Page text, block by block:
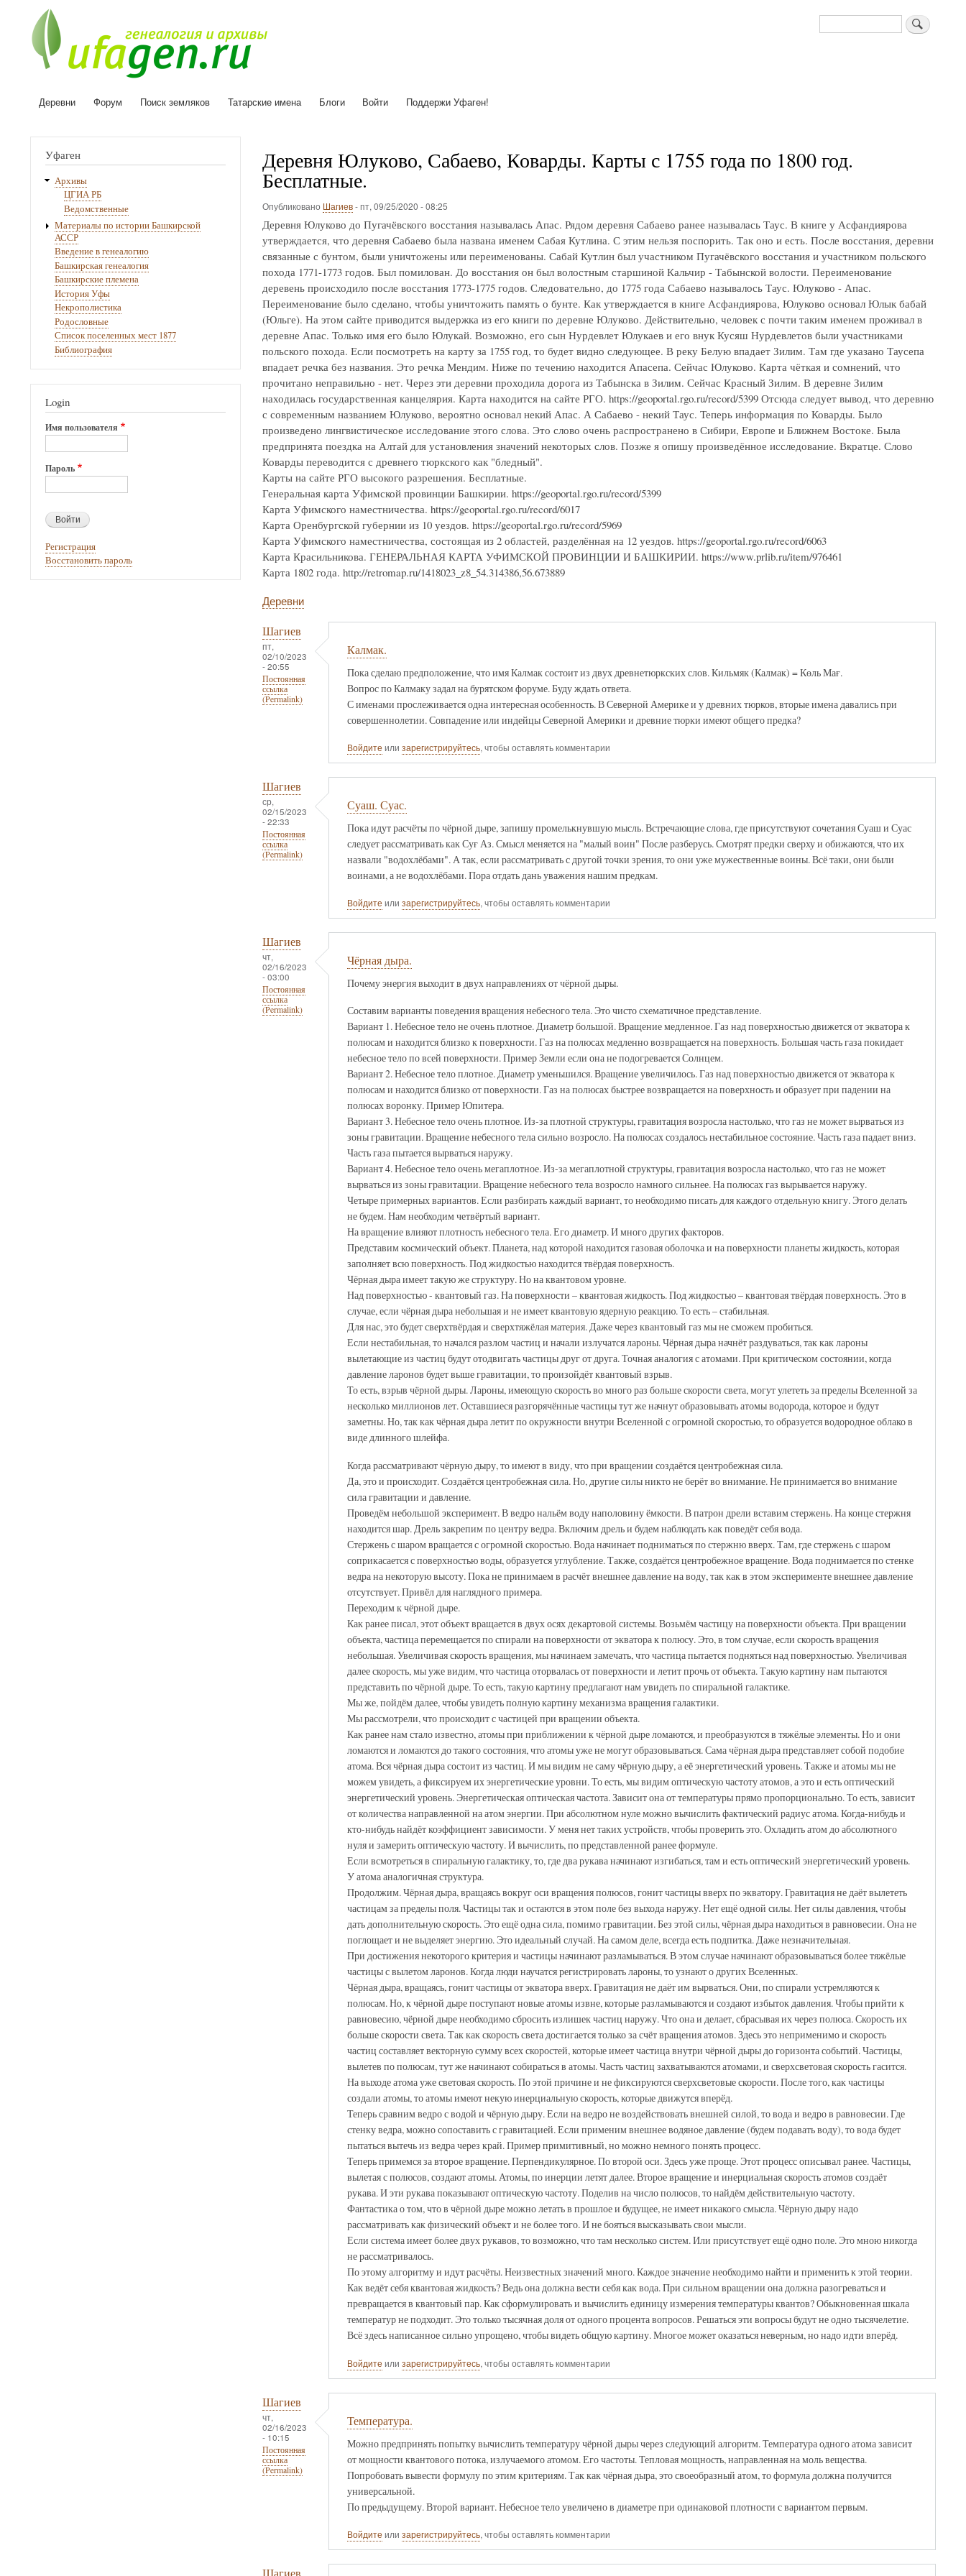
Поиск
Основная
Деревни Форум Поиск земляков Татарские имена Блоги Войти Поддержи Уфаген!
Деревня Юлуково, Сабаево, Коварды. Карты с 1755 года по 1800 год.
Бесплатные.
Опубликовано Шагиев-пт, 09/25/2020 - 08:25
Деревня Юлуково до Пугачёвского восстания называлась Апас. Рядом деревня Сабаево ранее называлась Таус. В книге у Асфандиярова
утверждается, что деревня Сабаево была названа именем Сабая Кутлина. С этим нельзя поспорить. Так оно и есть. После восстания, деревни
связанные с бунтом, были уничтожены или переименованы. Сабай Кутлин был участником Пугачёвского восстания и участником польского
похода 1771-1773 годов. Был помилован. До восстания он был волостным старшиной Кальчир - Табынской волости. Переименование
деревень происходило после восстания 1773-1775 годов. Следовательно, до 1775 года Сабаево называлось Таус. Юлуково - Апас.
Переименование было сделано, чтобы уничтожить память о бунте. Как утверждается в книге Асфандиярова, Юлуково основал Юлык бабай
(Юльге). На этом сайте приводится выдержка из его книги по деревне Юлуково. Действительно, человек с почти таким именем проживал в
деревне Апас. Только имя его было Юлукай. Возможно, его сын Нурдевлет Юлукаев и его внук Кусяш Нурдевлетов были участниками
польского похода. Если посмотреть на карту за 1755 год, то будет видно следующее. В реку Белую впадает Зилим. Там где указано Таусепа
впадает речка без названия. Это речка Мендим. Ниже по течению находится Апасепа. Сейчас Юлуково. Карта чёткая и сомнений, что
прочитано неправильно - нет. Через эти деревни проходила дорога из Табынска в Зилим. Сейчас Красный Зилим. В деревне Зилим
находилась государственная канцелярия. Карта находится на сайте РГО. https://geoportal.rgo.ru/record/5399 Отсюда следует вывод, что деревню
с современным названием Юлуково, вероятно основал некий Апас. А Сабаево - некий Таус. Теперь информация по Коварды. Было
произведено лингвистическое исследование этого слова. Это слово очень распространено в Сибири, Европе и Ближнем Востоке. Была
предпринята поездка на Алтай для установления значений некоторых слов. Позже я опишу произведённое исследование. Вкратце. Слово
Коварды переводится с древнего тюркского как "бледный".
Карты на сайте РГО высокого разрешения. Бесплатные.
Генеральная карта Уфимской провинции Башкирии. https://geoportal.rgo.ru/record/5399
Карта Уфимского наместничества. https://geoportal.rgo.ru/record/6017
Карта Оренбургской губернии из 10 уездов. https://geoportal.rgo.ru/record/5969
Карта Уфимского наместничества, состоящая из 2 областей, разделённая на 12 уездов. https://geoportal.rgo.ru/record/6063
Карта Красильникова. ГЕНЕРАЛЬНАЯ КАРТА УФИМСКОЙ ПРОВИНЦИИ И БАШКИРИИ. https://www.prlib.ru/item/976461
Карта 1802 года. http://retromap.ru/1418023_z8_54.314386,56.673889
Деревни
Шагиев
пт,
02/10/2023
- 20:55
Постоянная
ссылка
(Permalink)
Калмак.
Пока сделаю предположение, что имя Калмак состоит из двух древнетюркских слов. Кильмяк (Калмак) = Көль Мағ.
Вопрос по Калмаку задал на бурятском форуме. Буду ждать ответа.
С именами прослеживается одна интересная особенность. В Северной Америке и у древних тюрков, вторые имена давались при
совершеннолетии. Совпадение или индейцы Северной Америки и древние тюрки имеют общего предка?
Войдите или зарегистрируйтесь, чтобы оставлять комментарии
Шагиев
ср,
02/15/2023
- 22:33
Постоянная
ссылка
(Permalink)
Суаш. Суас.
Пока идут расчёты по чёрной дыре, запишу промелькнувшую мысль. Встречающие слова, где присутствуют сочетания Суаш и Суас
следует рассматривать как Суғ Аз. Смысл меняется на "малый воин" После разберусь. Смотрят предки сверху и обижаются, что их
назвали "водохлёбами". А так, если рассматривать с другой точки зрения, то они уже мужественные воины. Всё таки, они были
воинами, а не водохлёбами. Пора отдать дань уважения нашим предкам.
Войдите или зарегистрируйтесь, чтобы оставлять комментарии
Шагиев
чт,
02/16/2023
- 03:00
Постоянная
ссылка
(Permalink)
Чёрная дыра.
Почему энергия выходит в двух направлениях от чёрной дыры.
Составим варианты поведения вращения небесного тела. Это чисто схематичное представление.
Вариант 1. Небесное тело не очень плотное. Диаметр большой. Вращение медленное. Газ над поверхностью движется от экватора к
полюсам и находится близко к поверхности. Газ на полюсах медленно возвращается на поверхность. Большая часть газа покидает
небесное тело по всей поверхности. Пример Земли если она не подогревается Солнцем.
Вариант 2. Небесное тело плотное. Диаметр уменьшился. Вращение увеличилось. Газ над поверхностью движется от экватора к
полюсам и находится близко от поверхности. Газ на полюсах быстрее возвращается на поверхность и образует при падении на
полюсах воронку. Пример Юпитера.
Вариант 3. Небесное тело очень плотное. Из-за плотной структуры, гравитация возросла настолько, что газ не может вырваться из
зоны гравитации. Вращение небесного тела сильно возросло. На полюсах создалось нестабильное состояние. Часть газа падает вниз.
Часть газа пытается вырваться наружу.
Вариант 4. Небесное тело очень мегаплотное. Из-за мегаплотной структуры, гравитация возросла настолько, что газ не может
вырваться из зоны гравитации. Вращение небесного тела возросло намного сильнее. На полюсах газ вырывается наружу.
Четыре примерных вариантов. Если разбирать каждый вариант, то необходимо писать для каждого отдельную книгу. Этого делать
не будем. Нам необходим четвёртый вариант.
На вращение влияют плотность небесного тела. Его диаметр. И много других факторов.
Представим космический объект. Планета, над которой находится газовая оболочка и на поверхности планеты жидкость, которая
заполняет всю поверхность. Под жидкостью находится твёрдая поверхность.
Чёрная дыра имеет такую же структуру. Но на квантовом уровне.
Над поверхностью - квантовый газ. На поверхности – квантовая жидкость. Под жидкостью – квантовая твёрдая поверхность. Это в
случае, если чёрная дыра небольшая и не имеет квантовую ядерную реакцию. То есть – стабильная.
Для нас, это будет сверхтвёрдая и сверхтяжёлая материя. Даже через квантовый газ мы не сможем пробиться.
Если нестабильная, то начался разлом частиц и начали излучатся лароны. Чёрная дыра начнёт раздуваться, так как лароны
вылетающие из частиц будут отодвигать частицы друг от друга. Точная аналогия с атомами. При критическом состоянии, когда
давление ларонов будет выше гравитации, то произойдёт квантовый взрыв.
То есть, взрыв чёрной дыры. Лароны, имеющую скорость во много раз больше скорости света, могут улететь за пределы Вселенной за
несколько миллионов лет. Оставшиеся разгорячённые частицы тут же начнут образовывать атомы водорода, которое и будут
заметны. Но, так как чёрная дыра летит по окружности внутри Вселенной с огромной скоростью, то образуется водородное облако в
виде длинного шлейфа.
Когда рассматривают чёрную дыру, то имеют в виду, что при вращении создаётся центробежная сила.
Да, это и происходит. Создаётся центробежная сила. Но, другие силы никто не берёт во внимание. Не принимается во внимание
сила гравитации и давление.
Проведём небольшой эксперимент. В ведро нальём воду наполовину ёмкости. В патрон дрели вставим стержень. На конце стержня
находится шар. Дрель закрепим по центру ведра. Включим дрель и будем наблюдать как поведёт себя вода.
Стержень с шаром вращается с огромной скоростью. Вода начинает подниматься по стержню вверх. Там, где стержень с шаром
соприкасается с поверхностью воды, образуется углубление. Также, создаётся центробежное вращение. Вода поднимается по стенке
ведра на некоторую высоту. Пока не принимаем в расчёт внешнее давление на воду, так как в этом эксперименте внешнее давление
отсутствует. Привёл для наглядного примера.
Переходим к чёрной дыре.
Как ранее писал, этот объект вращается в двух осях декартовой системы. Возьмём частицу на поверхности объекта. При вращении
объекта, частица перемещается по спирали на поверхности от экватора к полюсу. Это, в том случае, если скорость вращения
небольшая. Увеличивая скорость вращения, мы начинаем замечать, что частица пытается подняться над поверхностью. Увеличивая
далее скорость, мы уже видим, что частица оторвалась от поверхности и летит прочь от объекта. Такую картину нам пытаются
представить по чёрной дыре. То есть, такую картину предлагают нам увидеть по спиральной галактике.
Мы же, пойдём далее, чтобы увидеть полную картину механизма вращения галактики.
Мы рассмотрели, что происходит с частицей при вращении объекта.
Как ранее нам стало известно, атомы при приближении к чёрной дыре ломаются, и преобразуются в тяжёлые элементы. Но и они
ломаются и ломаются до такого состояния, что атомы уже не могут образовываться. Сама чёрная дыра представляет собой подобие
атома. Вся чёрная дыра состоит из частиц. И мы видим не саму чёрную дыру, а её энергетический уровень. Также и атомы мы не
можем увидеть, а фиксируем их энергетические уровни. То есть, мы видим оптическую частоту атомов, а это и есть оптический
энергетический уровень. Энергетическая оптическая частота. Зависит она от температуры прямо пропорционально. То есть, зависит
от количества направленной на атом энергии. При абсолютном нуле можно вычислить фактический радиус атома. Когда-нибудь и
кто-нибудь найдёт коэффициент зависимости. У меня нет таких устройств, чтобы проверить это. Охладить атом до абсолютного
нуля и замерить оптическую частоту. И вычислить, по представленной ранее формуле.
Если всмотреться в спиральную галактику, то, где два рукава начинают изгибаться, там и есть оптический энергетический уровень.
У атома аналогичная структура.
Продолжим. Чёрная дыра, вращаясь вокруг оси вращения полюсов, гонит частицы вверх по экватору. Гравитация не даёт вылететь
частицам за пределы поля. Частицы так и остаются в этом поле без выхода наружу. Нет ещё одной силы. Нет силы давления, чтобы
дать дополнительную скорость. Это ещё одна сила, помимо гравитации. Без этой силы, чёрная дыра находиться в равновесии. Она не
поглощает и не выделяет энергию. Это идеальный случай. На самом деле, всегда есть подпитка. Даже незначительная.
При достижения некоторого критерия и частицы начинают разламываться. В этом случае начинают образовываться более тяжёлые
частицы с вылетом ларонов. Когда люди научатся регистрировать лароны, то узнают о других Вселенных.
Чёрная дыра, вращаясь, гонит частицы от экватора вверх. Гравитация не даёт им вырваться. Они, по спирали устремляются к
полюсам. Но, к чёрной дыре поступают новые атомы извне, которые разламываются и создают избыток давления. Чтобы прийти к
равновесию, чёрной дыре необходимо сбросить излишек частиц наружу. Что она и делает, сбрасывая их через полюса. Скорость их
больше скорости света. Так как скорость света достигается только за счёт вращения атомов. Здесь это неприменимо и скорость
частиц составляет векторную сумму всех скоростей, которые имеет частица внутри чёрной дыры до горизонта событий. Частицы,
вылетев по полюсам, тут же начинают собираться в атомы. Часть частиц захватываются атомами, и сверхсветовая скорость гасится.
На выходе атома уже световая скорость. По этой причине и не фиксируются сверхсветовые скорости. После того, как частицы
создали атомы, то атомы имеют некую инерциальную скорость, которые движутся вперёд.
Теперь сравним ведро с водой и чёрную дыру. Если на ведро не воздействовать внешней силой, то вода и ведро в равновесии. Где
стенку ведра, можно сопоставить с гравитацией. Если применим внешнее водяное давление (будем подавать воду), то вода будет
пытаться вытечь из ведра через край. Пример примитивный, но можно немного понять процесс.
Теперь примемся за второе вращение. Перпендикулярное. По второй оси. Здесь уже проще. Этот процесс описывал ранее. Частицы,
вылетая с полюсов, создают атомы. Атомы, по инерции летят далее. Второе вращение и инерциальная скорость атомов создаёт
рукава. И эти рукава показывают оптическую частоту. Поделив на число полюсов, то найдём действительную частоту.
Фантастика о том, что в чёрной дыре можно летать в прошлое и будущее, не имеет никакого смысла. Чёрную дыру надо
рассматривать как физический объект и не более того. И не бояться высказывать свои мысли.
Если система имеет более двух рукавов, то возможно, что там несколько систем. Или присутствует ещё одно поле. Это мною никогда
не рассматривалось.
По этому алгоритму и идут расчёты. Неизвестных значений много. Каждое значение необходимо найти и применить к этой теории.
Как ведёт себя квантовая жидкость? Ведь она должна вести себя как вода. При сильном вращении она должна разогреваться и
превращается в квантовый пар. Как сформулировать и вычислить единицу измерения температуры квантов? Обыкновенная шкала
температур не подходит. Это только тысячная доля от одного процента вопросов. Решаться эти вопросы будут не одно тысячелетие.
Всё здесь написанное сильно упрощено, чтобы видеть общую картину. Многое может оказаться неверным, но надо идти вперёд.
Войдите или зарегистрируйтесь, чтобы оставлять комментарии
Шагиев
чт,
02/16/2023
- 10:15
Постоянная
ссылка
(Permalink)
Температура.
Можно предпринять попытку вычислить температуру чёрной дыры через следующий алгоритм. Температура одного атома зависит
от мощности квантового потока, излучаемого атомом. Его частоты. Тепловая мощность, направленная на моль вещества.
Попробовать вывести формулу по этим критериям. Так как чёрная дыра, это своеобразный атом, то формула должна получится
универсальной.
По предыдущему. Второй вариант. Небесное тело увеличено в диаметре при одинаковой плотности с вариантом первым.
Войдите или зарегистрируйтесь, чтобы оставлять комментарии
Уфаген
Архивы
ЦГИА РБ
Ведомственные
Материалы по истории Башкирской
АССР
Введение в генеалогию
Башкирская генеалогия
Башкирские племена
История Уфы
Некрополистика
Родословные
Список поселенных мест 1877
Библиография
Login
Имя пользователя
Пароль
Регистрация
Восстановить пароль